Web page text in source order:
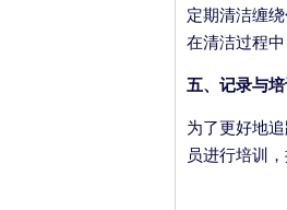
定期清洁缠
在清洁过程
五、记录与培
为了更好地
员进行培训